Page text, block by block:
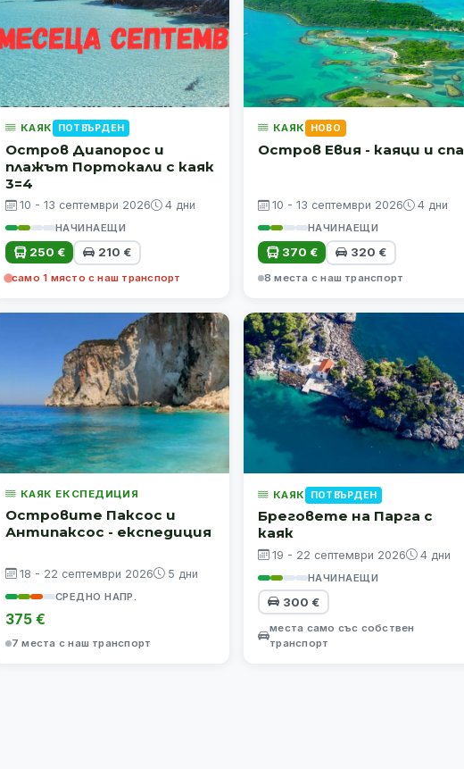
КАЯК ПОТВЪРДЕН
Остров Диапорос и
плажът Портокали с каяк
3=4
10 - 13 септември 2026 4 дни
НАЧИНАЕЩИ
250 € 210 €
само 1 място с наш транспорт
КАЯК НОВО
Остров Евия - каяци и спа
10 - 13 септември 2026 4 дни
НАЧИНАЕЩИ
370 € 320 €
8 места с наш транспорт
КАЯК ЕКСПЕДИЦИЯ
Островите Паксос и
Антипаксос - експедиция
18 - 22 септември 2026 5 дни
СРЕДНО НАПР.
375 €
7 места с наш транспорт
КАЯК ПОТВЪРДЕН
Бреговете на Парга с
каяк
19 - 22 септември 2026 4 дни
НАЧИНАЕЩИ
300 €
места само със собствен
транспорт